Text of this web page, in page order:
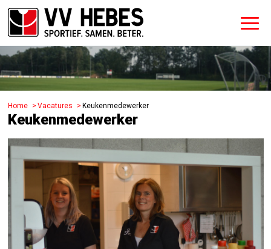
Home Vacatures Keukenmedewerker
Keukenmedewerker